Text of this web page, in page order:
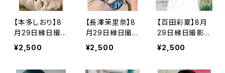
【本多しおり】8
月29日縁日撮
影会チェキ【受注
販売】
¥2,500
【長澤茉里奈】8
月29日縁日撮
影会チェキ【受注
販売】
¥2,500
【百田彩夏】8月
29日縁日撮影
会チェキ【受注販
売】
¥2,500